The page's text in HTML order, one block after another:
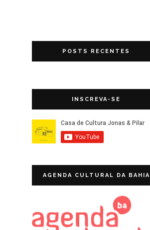
POSTS RECENTES
INSCREVA-SE
AGENDA CULTURAL DA BAHIA